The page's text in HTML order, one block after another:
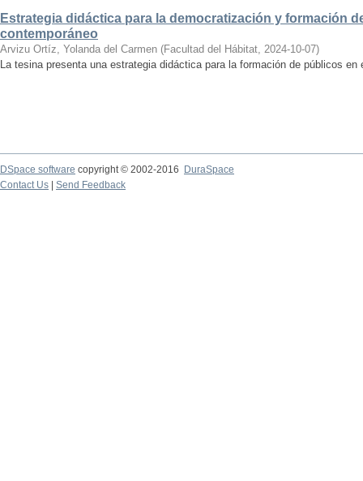
Estrategia didáctica para la democratización y formación
contemporáneo
Arvizu Ortíz, Yolanda del Carmen (Facultad del Hábitat, 2024-10-07)
La tesina presenta una estrategia didáctica para la formación de públicos en
DSpace software copyright © 2002-2016
DuraSpace
Contact Us
Send Feedback